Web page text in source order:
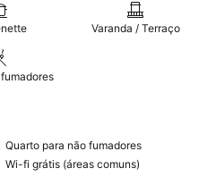
Varanda / Terraço
Quarto para não fumadores
Wi-fi grátis (áreas comuns)